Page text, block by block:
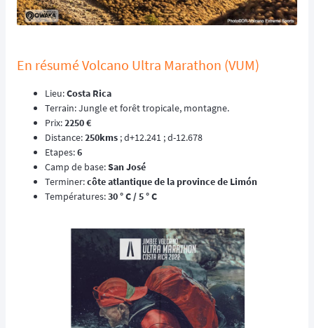
En résumé Volcano Ultra Marathon (VUM)
Lieu:Costa Rica
Terrain: Jungle et forêt tropicale, montagne.
Prix:2250 €
Distance:250kms ; d+12.241 ; d-12.678
Etapes:6
Camp de base:San José
Terminer:côte atlantique de la province de Limón
Températures:30 ° C / 5 ° C